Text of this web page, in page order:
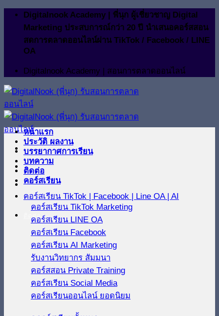
ข้าม
เนื้อหา
Digitalnook Academy | พี่นุก ผู้เชี่ยวชาญ Digital
Marketing ประสบการณ์กว่า 20 ปี นำเสนอคอร์สสอน
สดการตลาดออนไลน์ผ่าน TikTok / Facebook / LINE
OA
Digitalnook Academy | สอนการตลาดออนไลน์
คอร์สเรียน TikTok | Facebook | Line OA | AI
หน้าแรก
ประวัติ ผลงาน
บรรยากาศการเรียน
บทความ
ติดต่อ
คอร์สเรียน
คอร์สเรียน TikTok Marketing
คอร์สเรียน LINE OA
คอร์สเรียน Facebook
คอร์สเรียน AI Marketing
รับงานวิทยากร สัมมนา
คอร์สสอน Private Training
คอร์สเรียน Social Media
คอร์สเรียนออนไลน์